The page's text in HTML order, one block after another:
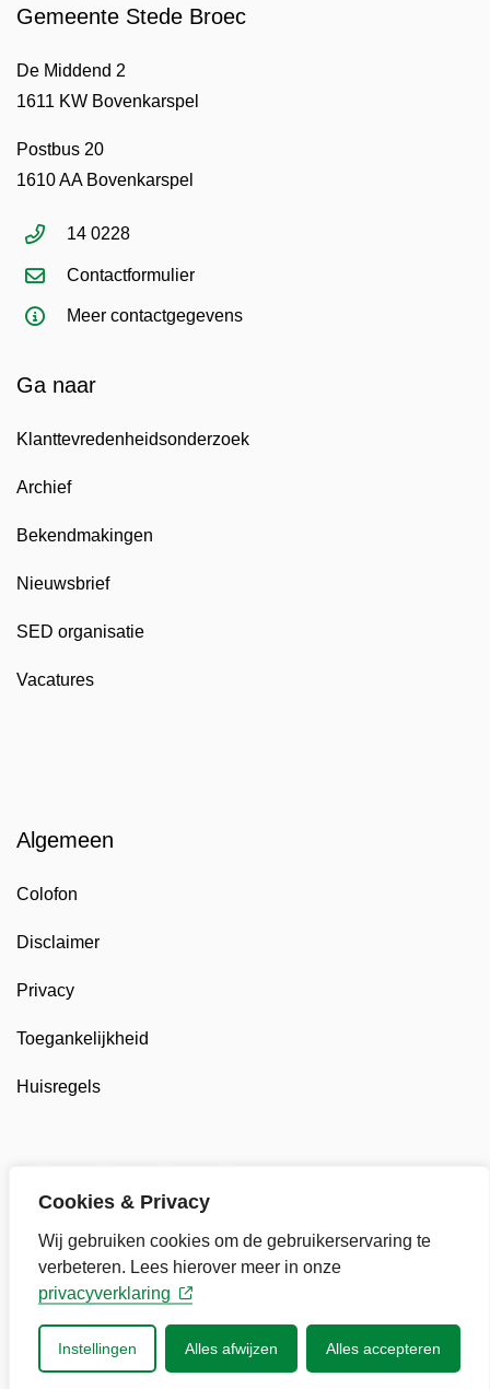
Cookies & Privacy
Wij gebruiken cookies om de gebruikerservaring te
verbeteren. Lees hierover meer in onze
privacyverklaring
Instellingen Alles afwijzen Alles accepteren
Gemeente Stede Broec
De Middend 2
1611 KW Bovenkarspel
Postbus 20
1610 AA Bovenkarspel
14 0228
Contactformulier
Meer contactgegevens
Ga naar
Klanttevredenheidsonderzoek
Archief
Bekendmakingen
Nieuwsbrief
SED organisatie
Vacatures
Algemeen
Colofon
Disclaimer
Privacy
Toegankelijkheid
Huisregels